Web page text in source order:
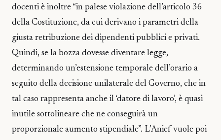
docenti è inoltre “in palese violazione dell’articolo 36
della Costituzione, da cui derivano i parametri della
giusta retribuzione dei dipendenti pubblici e privati.
Quindi, se la bozza dovesse diventare legge,
determinando un’estensione temporale dell’orario a
seguito della decisione unilaterale del Governo, che in
tal caso rappresenta anche il ‘datore di lavoro’, è quasi
inutile sottolineare che ne conseguirà un
proporzionale aumento stipendiale”. L’Anief vuole poi